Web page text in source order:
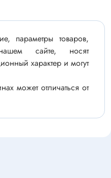
параметры товаров,
сайте, носят
характер и могут
может отличаться от